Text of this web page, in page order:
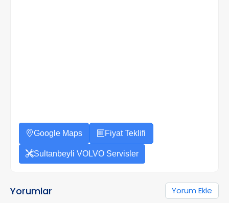
Google Maps Fiyat Teklifi
Sultanbeyli VOLVO Servisler
Yorumlar Yorum Ekle